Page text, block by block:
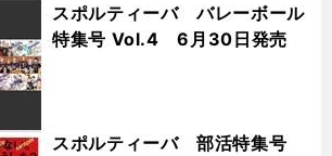
スポルティーバ バレーボール
特集号 Vol.4 6月30日発売
スポルティーバ 部活特集号